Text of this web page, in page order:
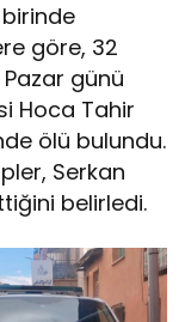
birinde
göre, 32
Pazar günü
Hoca Tahir
ölü bulundu.
Serkan
belirledi.